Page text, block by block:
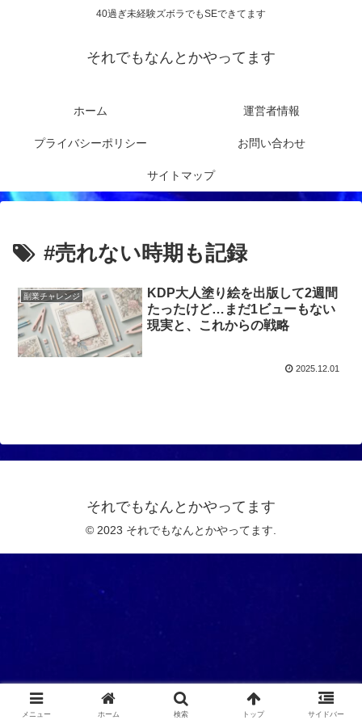
40過ぎ未経験ズボラでもSEできてます
それでもなんとかやってます
ホーム 運営者情報
プライバシーポリシー お問い合わせ
サイトマップ
#売れない時期も記録
副業チャレンジ
KDP大人塗り絵を出版して2週間
たったけど…まだ1ビューもない
現実と、これからの戦略
2025.12.01
それでもなんとかやってます
© 2023 それでもなんとかやってます.
メニュー ホーム 検索 トップ サイドバー